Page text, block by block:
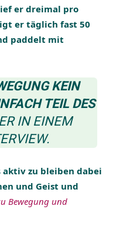
er dreimal pro
er täglich fast 50
paddelt mit
KEIN
TEIL DES
IN EINEM
aktiv zu bleiben dabei
und Geist und
Bewegung und